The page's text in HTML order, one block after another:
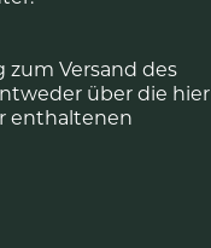
Versand des
über die hier
enthaltenen